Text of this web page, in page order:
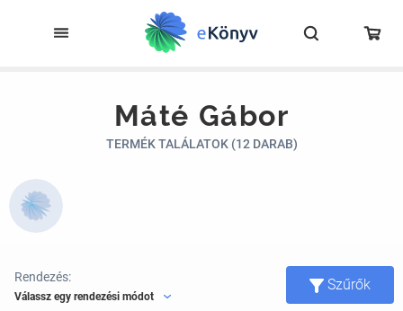
Máté Gábor
TERMÉK TALÁLATOK (12 DARAB)
Rendezés:
Válassz egy rendezési módot
Szűrők